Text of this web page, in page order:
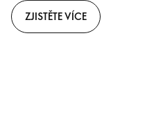
ZJISTĚTE VÍCE